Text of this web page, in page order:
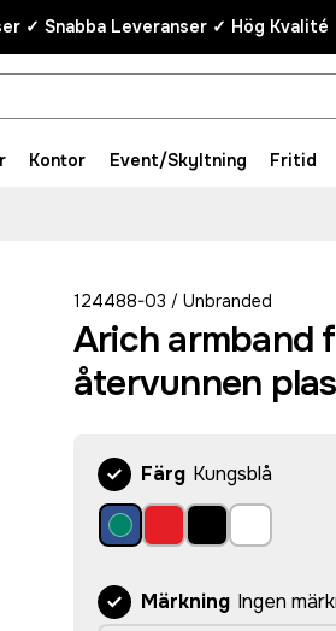
✓ Snabba Leveranser ✓ Hög Kvalité
Kontor Event/Skyltning Fritid
124488-03 / Unbranded
Arich armband
återvunnen
Färg Kungsblå
Märkning Ingen